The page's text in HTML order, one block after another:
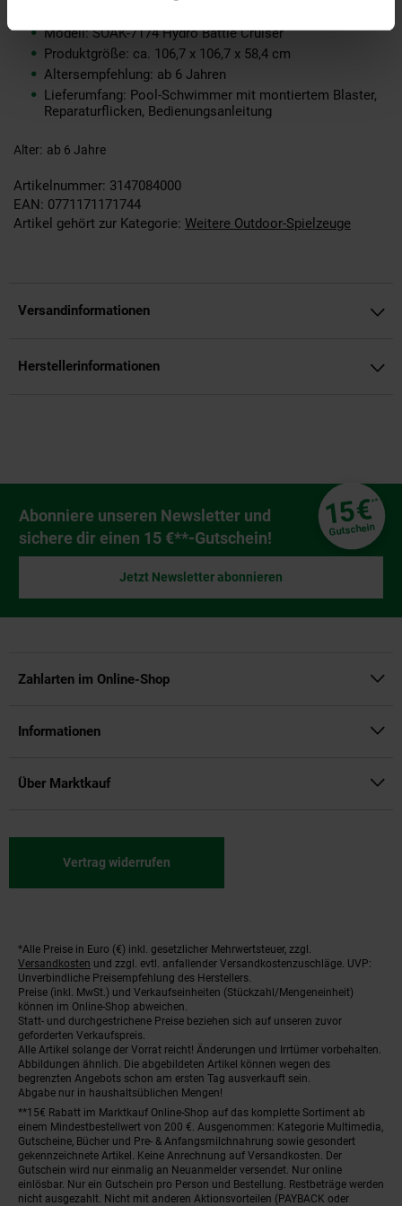
Modell: SOAK-7174 Hydro Battle Cruiser
Produktgröße: ca. 106,7 x 106,7 x 58,4 cm
Altersempfehlung: ab 6 Jahren
Lieferumfang: Pool-Schwimmer mit montiertem Blaster,
Reparaturflicken, Bedienungsanleitung
Alter ab 6 Jahre
Artikelnummer: 3147084000
EAN: 0771171171744
Artikel gehört zur Kategorie: Weitere Outdoor-Spielzeuge
Versandinformationen
Herstellerinformationen
Newsletter Anmeldung
Abonniere unseren Newsletter und
sichere dir einen 15 €**-Gutschein!
15€**
Gutschein
Jetzt Newsletter abonnieren
Zahlarten im Online-Shop
Informationen
Über Marktkauf
Vertrag widerrufen
Fußnoten
*Alle Preise in Euro (€) inkl. gesetzlicher Mehrwertsteuer, zzgl.
Versandkosten und zzgl. evtl. anfallender Versandkostenzuschläge. UVP:
Unverbindliche Preisempfehlung des Herstellers.
Preise (inkl. MwSt.) und Verkaufseinheiten (Stückzahl/Mengeneinheit)
können im Online-Shop abweichen.
Statt- und durchgestrichene Preise beziehen sich auf unseren zuvor
geforderten Verkaufspreis.
Alle Artikel solange der Vorrat reicht! Änderungen und Irrtümer vorbehalten.
Abbildungen ähnlich. Die abgebildeten Artikel können wegen des
begrenzten Angebots schon am ersten Tag ausverkauft sein.
Abgabe nur in haushaltsüblichen Mengen!
**15€ Rabatt im Marktkauf Online-Shop auf das komplette Sortiment ab
einem Mindestbestellwert von 200 €. Ausgenommen: Kategorie Multimedia,
Gutscheine, Bücher und Pre- & Anfangsmilchnahrung sowie gesondert
gekennzeichnete Artikel. Keine Anrechnung auf Versandkosten. Der
Gutschein wird nur einmalig an Neuanmelder versendet. Nur online
einlösbar. Nur ein Gutschein pro Person und Bestellung. Restbeträge werden
nicht ausgezahlt. Nicht mit anderen Aktionsvorteilen (PAYBACK oder